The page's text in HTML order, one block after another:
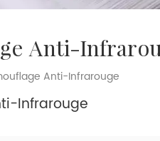
Anti-
Anti-Infrarouge
Infrarouge